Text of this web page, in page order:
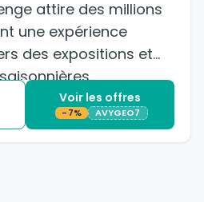
attire des millions
une expérience
des expositions et
Voir les offres
-7% AVYGEO7